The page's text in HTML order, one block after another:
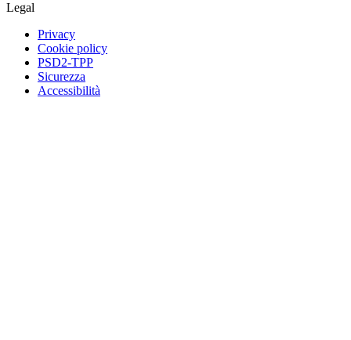
Legal
Privacy
Cookie policy
PSD2-TPP
Sicurezza
Accessibilità